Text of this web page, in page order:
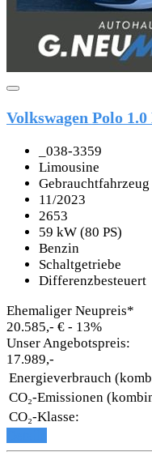
Volkswagen Polo
_038-3359
Limousine
Gebrauchtfahrzeug
11/2023
2653
59 kW (80 PS)
Benzin
Schaltgetriebe
Differenzbesteuert
Ehemaliger Neupreis*
20.585,- € - 13%
Unser Angebotspreis:
17.989,-
Energieverbrauch
CO₂-Emissionen
CO₂-Klasse: